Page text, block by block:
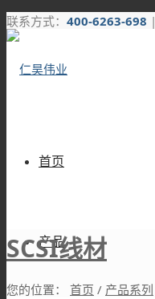
联系方式： 400-6263-698 |
首页
产品
SCSI线材
您的位置： 首页 / 产品系列